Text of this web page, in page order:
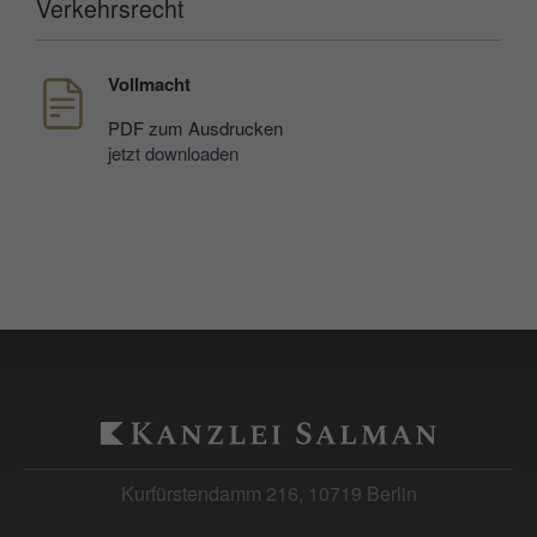
Verkehrsrecht
Vollmacht
PDF zum Ausdrucken
jetzt downloaden
Kurfürstendamm 216, 10719 Berlin
einzuschränken.
Laufzeit: 90 Tage
Anbieter: Google
Datenschutzerklärung